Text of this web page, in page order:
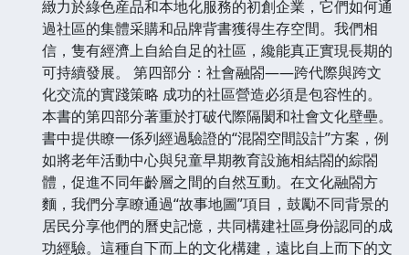
緻力於綠色産品和本地化服務的初創企業，它們如何通
過社區的集體采購和品牌背書獲得生存空間。我們相
信，隻有經濟上自給自足的社區，纔能真正實現長期的
可持續發展。 第四部分：社會融閤——跨代際與跨文
化交流的實踐策略 成功的社區營造必須是包容性的。
本書的第四部分著重於打破代際隔閡和社會文化壁壘。
書中提供瞭一係列經過驗證的“混閤空間設計”方案，例
如將老年活動中心與兒童早期教育設施相結閤的綜閤
體，促進不同年齡層之間的自然互動。在文化融閤方
麵，我們分享瞭通過“故事地圖”項目，鼓勵不同背景的
居民分享他們的曆史記憶，共同構建社區身份認同的成
功經驗。這種自下而上的文化構建，遠比自上而下的文